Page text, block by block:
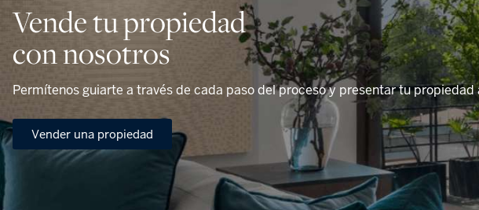
Vende tu propiedad
con nosotros
Permítenos guiarte a través de cada paso del proceso y presentar tu
Vender una propiedad